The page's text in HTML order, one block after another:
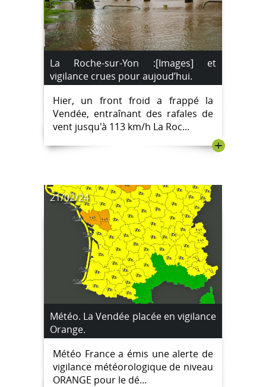
La Roche-sur-Yon :[Images] et
vigilance crues pour aujoud’hui.
Hier, un front froid a frappé la
Vendée, entraînant des rafales de
vent jusqu'à 113 km/h La Roc...
+
21/02/24
Météo. La Vendée placée en vigilance
Orange.
Météo France a émis une alerte de
vigilance météorologique de niveau
ORANGE pour le dé...